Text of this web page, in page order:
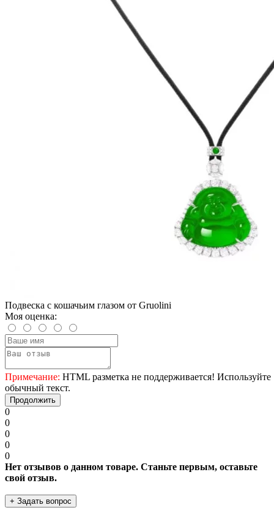
Подвеска с кошачьим глазом от Gruolini
Моя оценка:
Примечание: HTML разметка не поддерживается! Используйте
обычный текст.
Продолжить
0
0
0
0
0
Нет отзывов о данном товаре. Станьте первым, оставьте
свой отзыв.
+ Задать вопрос